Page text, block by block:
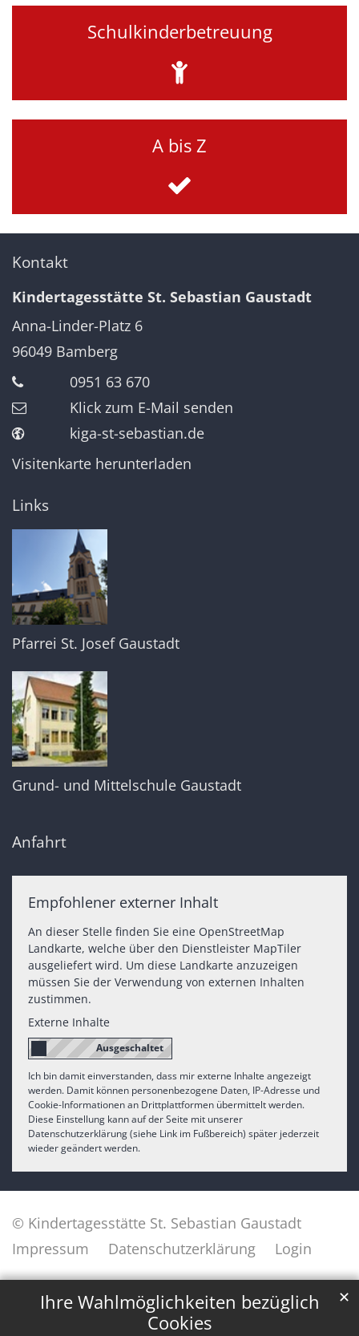
Ihre Wahlmöglichkeiten bezüglich
Cookies
✕
Schulkinderbetreuung
A bis Z
Kontakt
Kindertagesstätte St. Sebastian Gaustadt
Anna-Linder-Platz 6
96049 Bamberg
0951 63 670
Klick zum E-Mail senden
kiga-st-sebastian.de
Visitenkarte herunterladen
Links
Pfarrei St. Josef Gaustadt
Grund- und Mittelschule Gaustadt
Anfahrt
Empfohlener externer Inhalt
An dieser Stelle finden Sie eine OpenStreetMap
Landkarte, welche über den Dienstleister MapTiler
ausgeliefert wird. Um diese Landkarte anzuzeigen
müssen Sie der Verwendung von externen Inhalten
zustimmen.
Externe Inhalte
Ich bin damit einverstanden, dass mir externe Inhalte angezeigt
werden. Damit können personenbezogene Daten, IP-Adresse und
Cookie-Informationen an Drittplattformen übermittelt werden.
Diese Einstellung kann auf der Seite mit unserer
Datenschutzerklärung (siehe Link im Fußbereich) später jederzeit
wieder geändert werden.
© Kindertagesstätte St. Sebastian Gaustadt
Impressum
Datenschutzerklärung Login